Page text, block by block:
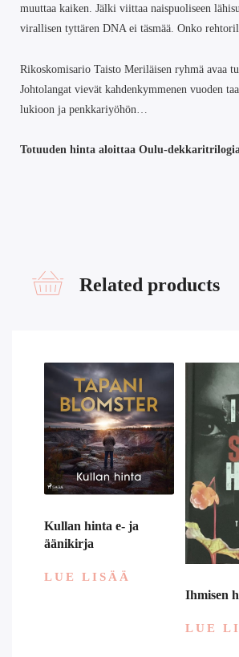
muuttaa kaiken. Jälki viittaa naispuoliseen
virallisen tyttären DNA ei täsmää. Onko
Rikoskomisario Taisto Meriläisen ryhmä avaa
Johtolangat vievät kahdenkymmenen vuoden
lukioon ja penkkariyöhön…
Totuuden hinta aloittaa Oulu-
Related products
Kullan hinta e- ja
äänikirja
LUE LISÄÄ
Ihmisen
LUE